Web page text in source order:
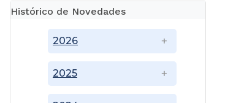
Histórico de Novedades
2025
2026